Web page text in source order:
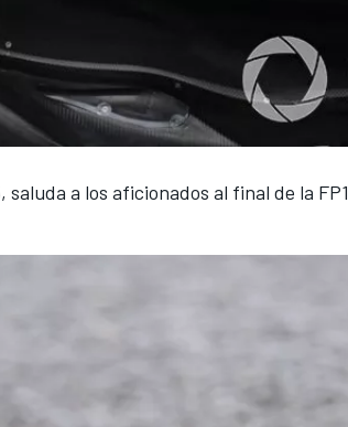
saluda a los aficionados al final de la FP1